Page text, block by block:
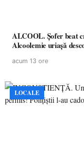
ALCOOL. Șofer beat
Alcoolemie uriașă
acum 13 ore
LOCALE